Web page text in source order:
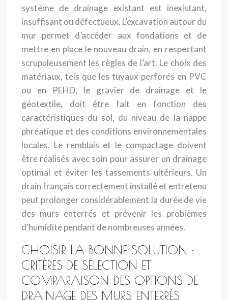
système de drainage existant est inexistant,
insuffisant ou défectueux. L’excavation autour du
mur permet d’accéder aux fondations et de
mettre en place le nouveau drain, en respectant
scrupuleusement les règles de l’art. Le choix des
matériaux, tels que les tuyaux perforés en PVC
ou en PEHD, le gravier de drainage et le
géotextile, doit être fait en fonction des
caractéristiques du sol, du niveau de la nappe
phréatique et des conditions environnementales
locales. Le remblais et le compactage doivent
être réalisés avec soin pour assurer un drainage
optimal et éviter les tassements ultérieurs. Un
drain français correctement installé et entretenu
peut prolonger considérablement la durée de vie
des murs enterrés et prévenir les problèmes
d’humidité pendant de nombreuses années.
CHOISIR LA BONNE SOLUTION :
CRITÈRES DE SÉLECTION ET
COMPARAISON DES OPTIONS DE
DRAINAGE DES MURS ENTERRÉS